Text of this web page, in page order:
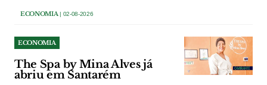
ECONOMIA | 02-08-2026
ECONOMIA
The Spa by Mina Alves já
abriu em Santarém